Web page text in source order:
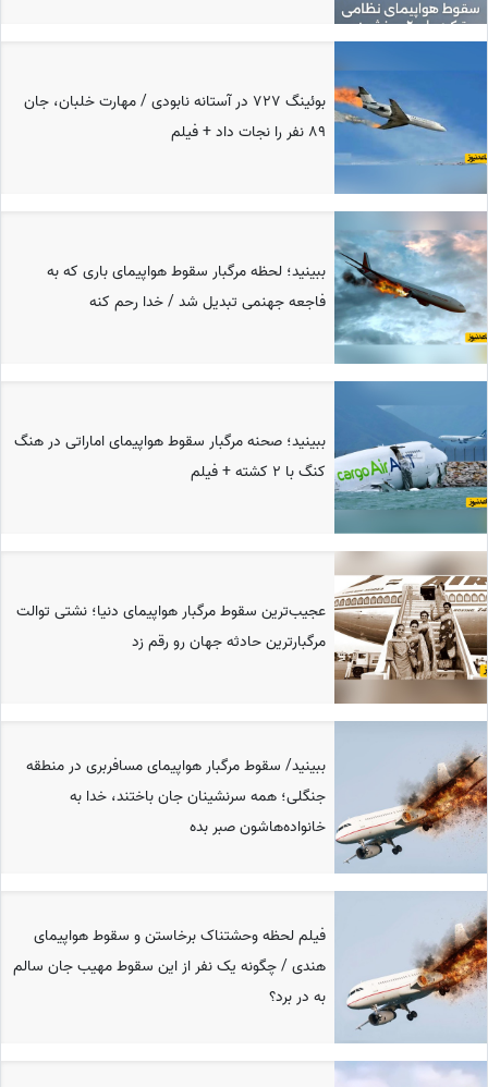
بوئینگ 727 در آستانه نابودی / مهارت خلبان، جان
89 نفر را نجات داد + فیلم
ببینید؛ لحظه مرگبار سقوط هواپیمای باری که به
فاجعه جهنمی تبدیل شد / خدا رحم کنه
ببینید؛ صحنه مرگبار سقوط هواپیمای اماراتی در هنگ
کنگ با 2 کشته + فیلم
عجیب‌ترین سقوط مرگبار هواپیمای دنیا؛ نشتی توالت
مرگبارترین حادثه جهان رو رقم زد
ببینید/ سقوط مرگبار هواپیمای مسافربری در منطقه
جنگلی؛ همه سرنشینان جان باختند، خدا به
خانواده‌هاشون صبر بده
فیلم لحظه وحشتناک برخاستن و سقوط هواپیمای
هندی / چگونه یک نفر از این سقوط مهیب جان سالم
به در برد؟